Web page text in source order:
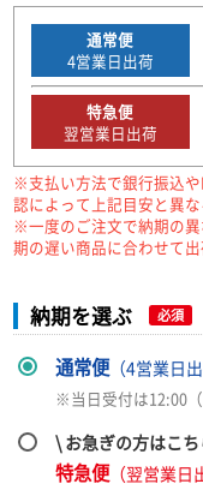
通常便
4営業日出荷
特急便
翌営業日出荷
※支払い方法で銀行振込
認によって上記目安と異な
※一度のご注文で納期の
期の遅い商品に合わせて出
納期を選ぶ 必須
通常便（4営業日出
※当日受付は12:00（
\ お急ぎの方はこ
特急便（翌営業日